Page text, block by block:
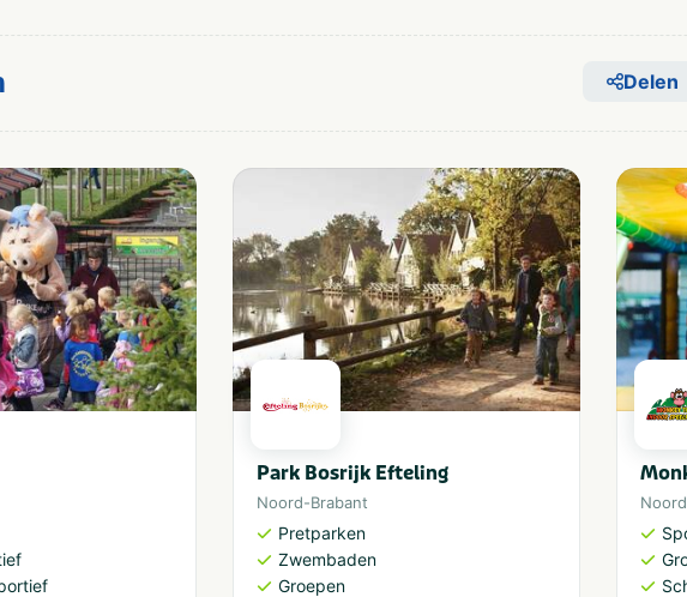
Delen
Park Bosrijk Efteling
Noord-Brabant
Pretparken
Zwembaden
Groepen